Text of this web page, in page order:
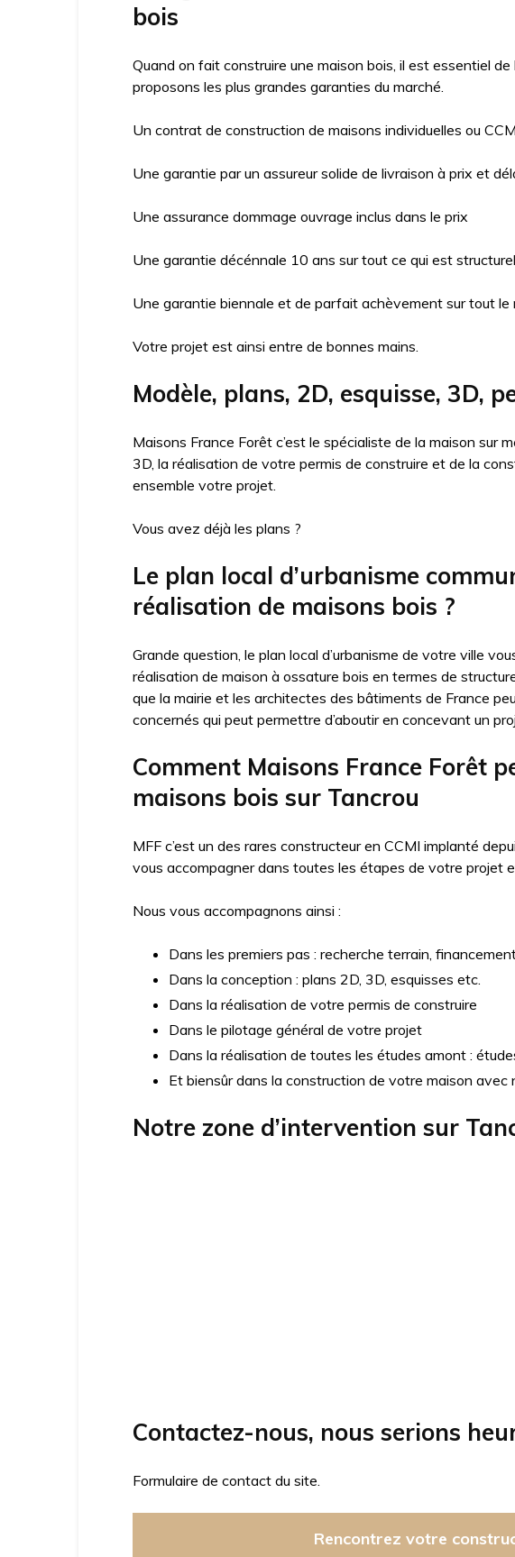
bois
Quand on fait construire une maison bois, il est essentiel
proposons les plus grandes garanties du marché.
Un contrat de construction de maisons individuelles ou
Une garantie par un assureur solide de livraison à prix et
Une assurance dommage ouvrage inclus dans le prix
Une garantie décénnale 10 ans sur tout ce qui est structurel
Une garantie biennale et de parfait achèvement sur tout le
Votre projet est ainsi entre de bonnes mains.
Modèle, plans, 2D, esquisse, 3D,
Maisons France Forêt c’est le spécialiste de la maison sur
3D, la réalisation de votre permis de construire et de la
ensemble votre projet.
Vous avez déjà les plans ?
Le plan local d’urbanisme
réalisation de maisons bois ?
Grande question, le plan local d’urbanisme de votre ville
réalisation de maison à ossature bois en termes de
que la mairie et les architectes des bâtiments de France
concernés qui peut permettre d’aboutir en concevant un
Comment Maisons France Forêt
maisons bois sur Tancrou
MFF c’est un des rares constructeur en CCMI implanté
vous accompagner dans toutes les étapes de votre projet
Nous vous accompagnons ainsi :
Dans les premiers pas : recherche terrain,
Dans la conception : plans 2D, 3D, esquisses etc.
Dans la réalisation de votre permis de construire
Dans le pilotage général de votre projet
Dans la réalisation de toutes les études amont :
Et biensûr dans la construction de votre maison
Notre zone d’intervention sur
Contactez-nous, nous serions
Formulaire de contact du site.
Rencontrez votre